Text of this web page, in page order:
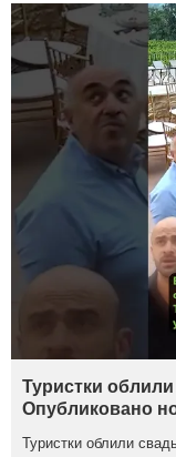
Туристки
Опубликовано
Туристки облили